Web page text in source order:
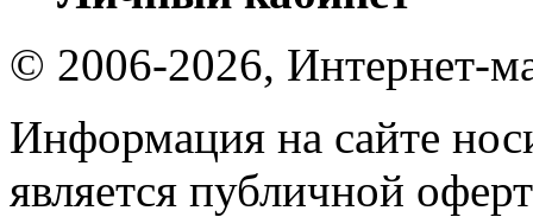
© 2006-2026, Интернет-
Информация на сайте
является публичной